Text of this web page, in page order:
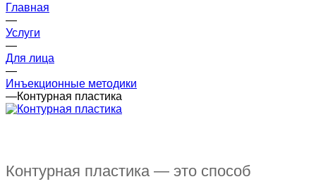
Главная
—
Услуги
—
Для лица
—
Инъекционные методики
—Контурная пластика
Контурная пластика — это способ